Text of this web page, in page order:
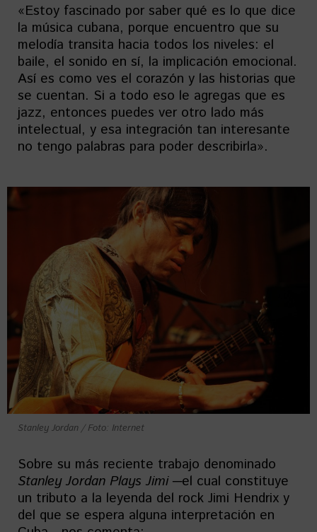
«Estoy fascinado por saber qué es lo que dice
la música cubana, porque encuentro que su
melodía transita hacia todos los niveles: el
baile, el sonido en sí, la implicación emocional.
Así es como ves el corazón y las historias que
se cuentan. Si a todo eso le agregas que es
jazz, entonces puedes ver otro lado más
intelectual, y esa integración tan interesante
no tengo palabras para poder describirla».
Stanley Jordan / Foto: Internet
Sobre su más reciente trabajo denominado
Stanley Jordan Plays Jimi─el cual constituye
un tributo a la leyenda del rock Jimi Hendrix y
del que se espera alguna interpretación en